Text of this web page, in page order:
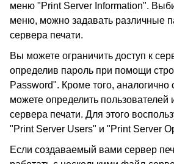
меню "Print Server Information".
меню, можно задавать различные
сервера печати.
Вы можете ограничить доступ к
определив пароль при помощи
Password". Кроме того, аналогично
можете определить пользователей
сервера печати. Для этого
"Print Server Users" и "Print Server
Если создаваемый вами сервер